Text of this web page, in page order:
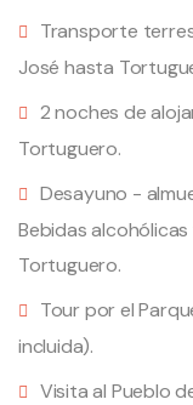
Transporte
José hasta
2 noches de
Tortuguero.
Desayuno -
Bebidas
Tortuguero.
Tour por el
incluida).
Visita al Pueblo